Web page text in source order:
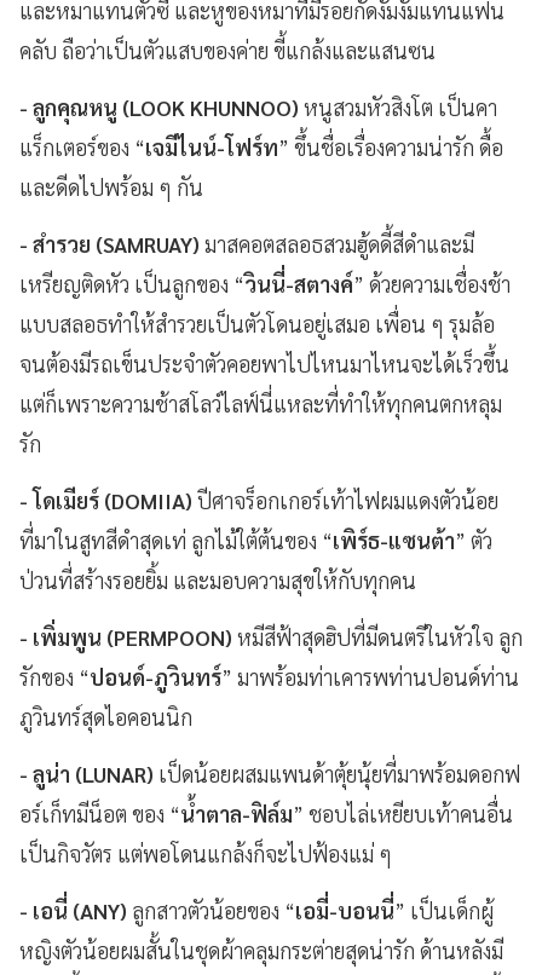
และหมาแทนตัวซี และหูของหมาที่มีรอยกัดงั่มงั่มแทนแฟน
คลับ ถือว่าเป็นตัวแสบของค่าย ขี้แกล้งและแสนซน
- ลูกคุณหนู (LOOK KHUNNOO) หนูสวมหัวสิงโต เป็นคา
แร็กเตอร์ของ “เจมีไนน์-โฟร์ท” ขึ้นชื่อเรื่องความน่ารัก ดื้อ
และดีดไปพร้อม ๆ กัน
- สำรวย (SAMRUAY) มาสคอตสลอธสวมฮู้ดดี้สีดำและมี
เหรียญติดหัว เป็นลูกของ “วินนี่-สตางค์” ด้วยความเชื่องช้า
แบบสลอธทำให้สำรวยเป็นตัวโดนอยู่เสมอ เพื่อน ๆ รุมล้อ
จนต้องมีรถเข็นประจำตัวคอยพาไปไหนมาไหนจะได้เร็วขึ้น
แต่ก็เพราะความช้าสโลว์ไลฟ์นี่แหละที่ทำให้ทุกคนตกหลุม
รัก
- โดเมียร์ (DOMIIA) ปีศาจร็อกเกอร์เท้าไฟผมแดงตัวน้อย
ที่มาในสูทสีดำสุดเท่ ลูกไม้ใต้ต้นของ “เพิร์ธ-แซนต้า” ตัว
ป่วนที่สร้างรอยยิ้ม และมอบความสุขให้กับทุกคน
- เพิ่มพูน (PERMPOON) หมีสีฟ้าสุดฮิปที่มีดนตรีในหัวใจ ลูก
รักของ “ปอนด์-ภูวินทร์” มาพร้อมท่าเคารพท่านปอนด์ท่าน
ภูวินทร์สุดไอคอนนิก
- ลูน่า (LUNAR) เป็ดน้อยผสมแพนด้าตุ้ยนุ้ยที่มาพร้อมดอกฟ
อร์เก็ทมีน็อต ของ “น้ำตาล-ฟิล์ม” ชอบไล่เหยียบเท้าคนอื่น
เป็นกิจวัตร แต่พอโดนแกล้งก็จะไปฟ้องแม่ ๆ
- เอนี่ (ANY) ลูกสาวตัวน้อยของ “เอมี่-บอนนี่” เป็นเด็กผู้
หญิงตัวน้อยผมสั้นในชุดผ้าคลุมกระต่ายสุดน่ารัก ด้านหลังมี